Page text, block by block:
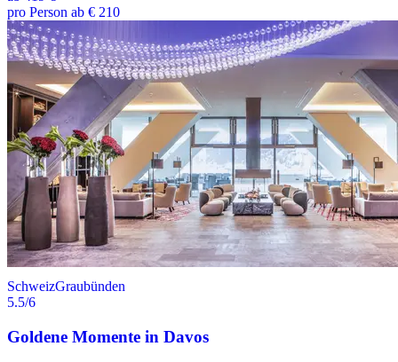
pro Person ab € 210
SchweizGraubünden
5.5/6
Goldene Momente in Davos